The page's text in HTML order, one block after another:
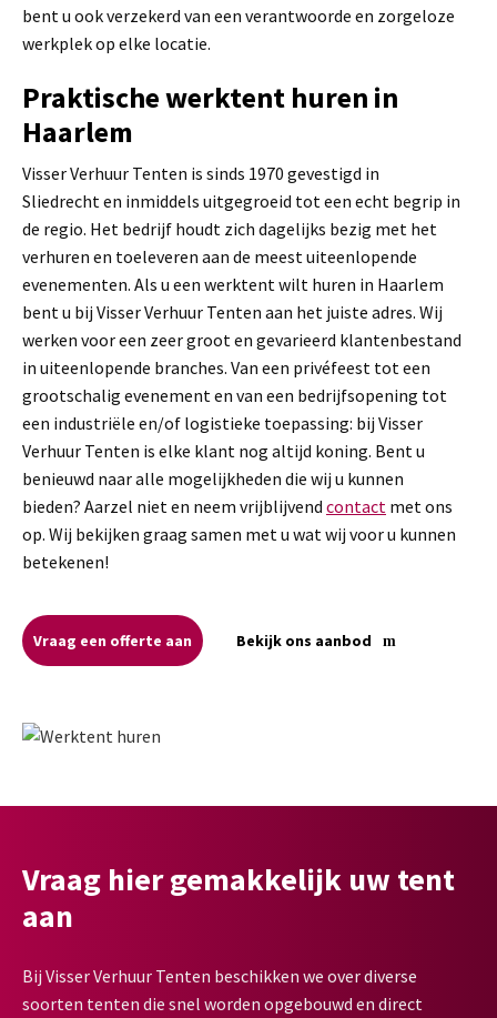
bent u ook verzekerd van een verantwoorde en zorgeloze
werkplek op elke locatie.
Praktische werktent huren in
Haarlem
Visser Verhuur Tenten is sinds 1970 gevestigd in
Sliedrecht en inmiddels uitgegroeid tot een echt begrip in
de regio. Het bedrijf houdt zich dagelijks bezig met het
verhuren en toeleveren aan de meest uiteenlopende
evenementen. Als u een werktent wilt huren in Haarlem
bent u bij Visser Verhuur Tenten aan het juiste adres. Wij
werken voor een zeer groot en gevarieerd klantenbestand
in uiteenlopende branches. Van een privéfeest tot een
grootschalig evenement en van een bedrijfsopening tot
een industriële en/of logistieke toepassing: bij Visser
Verhuur Tenten is elke klant nog altijd koning. Bent u
benieuwd naar alle mogelijkheden die wij u kunnen
bieden? Aarzel niet en neem vrijblijvend contact met ons
op. Wij bekijken graag samen met u wat wij voor u kunnen
betekenen!
Vraag een offerte aan Bekijk ons aanbod
Vraag hier gemakkelijk uw tent
aan
Bij Visser Verhuur Tenten beschikken we over diverse
soorten tenten die snel worden opgebouwd en direct